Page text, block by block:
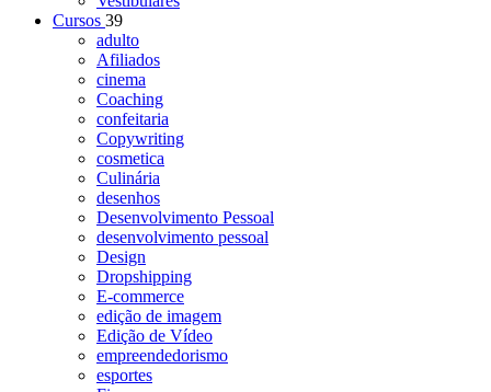
Cursos 39
adulto
Afiliados
cinema
Coaching
confeitaria
Copywriting
cosmetica
Culinária
desenhos
Desenvolvimento Pessoal
desenvolvimento pessoal
Design
Dropshipping
E-commerce
edição de imagem
Edição de Vídeo
empreendedorismo
esportes